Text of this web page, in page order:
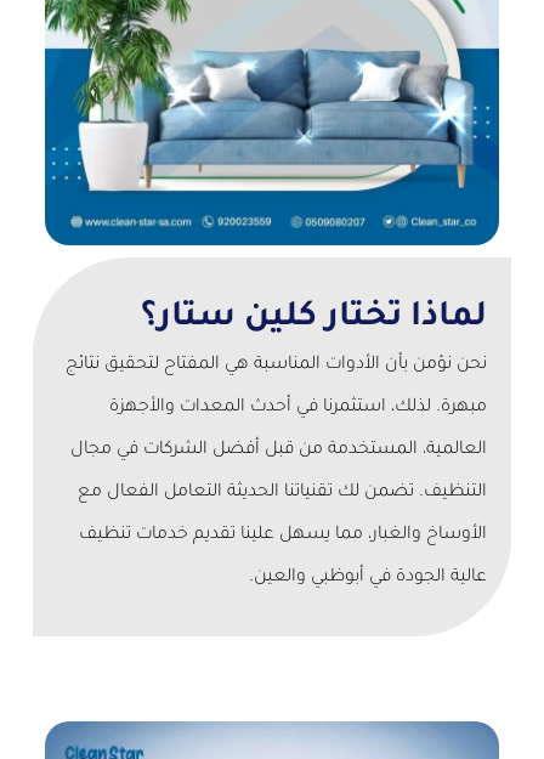
لماذا تختار كلين ستار؟
نحن نؤمن بأن الأدوات المناسبة هي المفتاح لتحقيق نتائج
مبهرة. لذلك، استثمرنا في أحدث المعدات والأجهزة
العالمية، المستخدمة من قبل أفضل الشركات في مجال
التنظيف. تضمن لك تقنياتنا الحديثة التعامل الفعال مع
الأوساخ والغبار، مما يسهل علينا تقديم خدمات تنظيف
عالية الجودة في أبوظبي والعين.